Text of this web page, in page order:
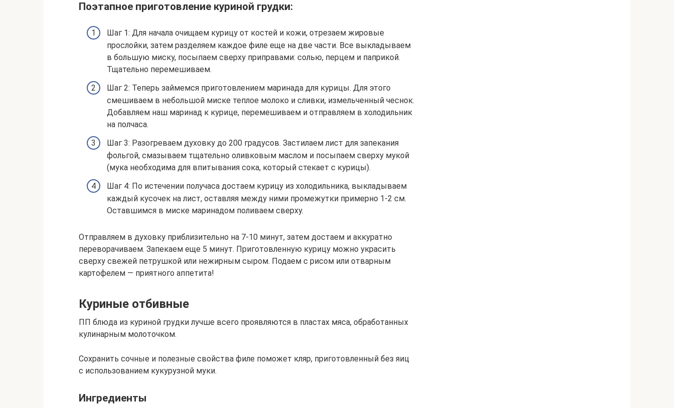
Поэтапное приготовление куриной грудки:
Шаг 1: Для начала очищаем курицу от костей и кожи, отрезаем жировые
прослойки, затем разделяем каждое филе еще на две части. Все выкладываем
в большую миску, посыпаем сверху приправами: солью, перцем и паприкой.
Тщательно перемешиваем.
Шаг 2: Теперь займемся приготовлением маринада для курицы. Для этого
смешиваем в небольшой миске теплое молоко и сливки, измельченный чеснок.
Добавляем наш маринад к курице, перемешиваем и отправляем в холодильник
на полчаса.
Шаг 3: Разогреваем духовку до 200 градусов. Застилаем лист для запекания
фольгой, смазываем тщательно оливковым маслом и посыпаем сверху мукой
(мука необходима для впитывания сока, который стекает с курицы).
Шаг 4: По истечении получаса достаем курицу из холодильника, выкладываем
каждый кусочек на лист, оставляя между ними промежутки примерно 1-2 см.
Оставшимся в миске маринадом поливаем сверху.
Отправляем в духовку приблизительно на 7-10 минут, затем достаем и аккуратно
переворачиваем. Запекаем еще 5 минут. Приготовленную курицу можно украсить
сверху свежей петрушкой или нежирным сыром. Подаем с рисом или отварным
картофелем — приятного аппетита!
Куриные отбивные
ПП блюда из куриной грудки лучше всего проявляются в пластах мяса, обработанных
кулинарным молоточком.
Сохранить сочные и полезные свойства филе поможет кляр, приготовленный без яиц
с использованием кукурузной муки.
Ингредиенты